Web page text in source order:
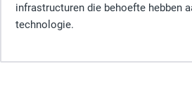
infrastructuren die behoefte hebben
technologie.